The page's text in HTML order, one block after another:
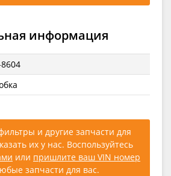
информация
и другие запчасти для
их у нас. Воспользуйтесь
или пришлите ваш VIN номер
запчасти для вас.